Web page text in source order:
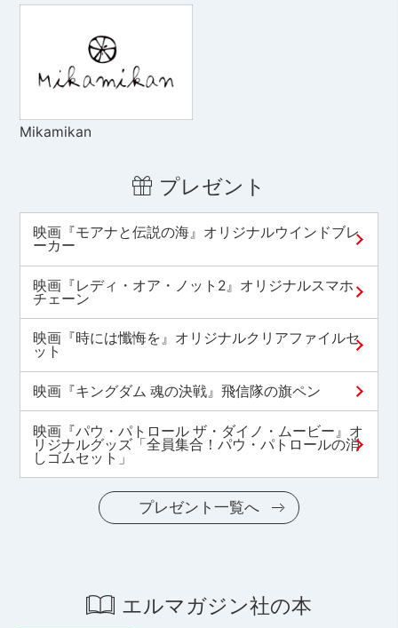
Mikamikan
プレゼント
映画『モアナと伝説の海』オリジナルウインドブレ
ーカー
映画『レディ・オア・ノット2』オリジナルスマホ
チェーン
映画『時には懺悔を』オリジナルクリアファイルセ
ット
映画『キングダム 魂の決戦』飛信隊の旗ペン
映画『パウ・パトロール ザ・ダイノ・ムービー』オ
リジナルグッズ「全員集合！パウ・パトロールの消
しゴムセット」
プレゼント一覧へ
エルマガジン社の本